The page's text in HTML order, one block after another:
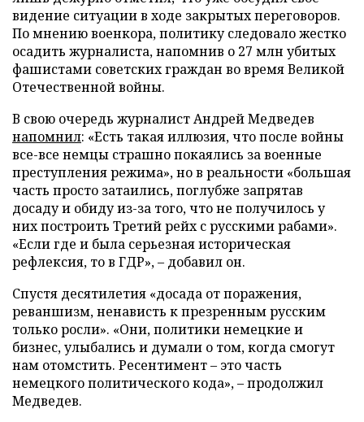
видение ситуации в ходе закрытых переговоров.
По мнению военкора, политику следовало жестко
осадить журналиста, напомнив о 27 млн убитых
фашистами советских граждан во время Великой
Отечественной войны.
В свою очередь журналист Андрей Медведев
напомнил: «Есть такая иллюзия, что после войны
все-все немцы страшно покаялись за военные
преступления режима», но в реальности «большая
часть просто затаились, поглубже запрятав
досаду и обиду из-за того, что не получилось у
них построить Третий рейх с русскими рабами».
«Если где и была серьезная историческая
рефлексия, то в ГДР», – добавил он.
Спустя десятилетия «досада от поражения,
реваншизм, ненависть к презренным русским
только росли». «Они, политики немецкие и
бизнес, улыбались и думали о том, когда смогут
нам отомстить. Ресентимент – это часть
немецкого политического кода», – продолжил
Медведев.